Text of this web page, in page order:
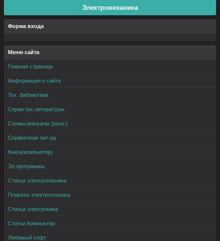
Электромеханика
Форма входа
Меню сайта
Главная страница
Информация о сайте
Тех. библиотека
Серии тех.литературы
Схемы,мануалы (разн.)
Справочная лит-ра
Книги(компьютер)
Эл.программы
Статьи электротехника
Плакаты электротехника
Статьи электроника
Статьи Компьютер
Любимый софт